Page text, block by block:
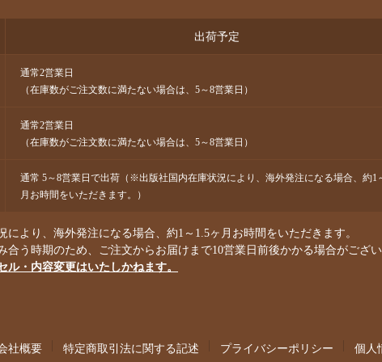
出荷予定
通常2営業日
（在庫数がご注文数に満たない場合は、5～8営業日）
通常2営業日
（在庫数がご注文数に満たない場合は、5～8営業日）
通常 5～8営業日で出荷（※出版社国内在庫状況により、海外発注になる場合、約1
月お時間をいただきます。）
より、海外発注になる場合、約1～1.5ヶ月お時間をいただきます。
合う時期のため、ご注文からお届けまで10営業日前後かかる場合がござい
ル・内容変更はいたしかねます。
社概要 特定商取引法に関する記述 プライバシーポリシー 個人